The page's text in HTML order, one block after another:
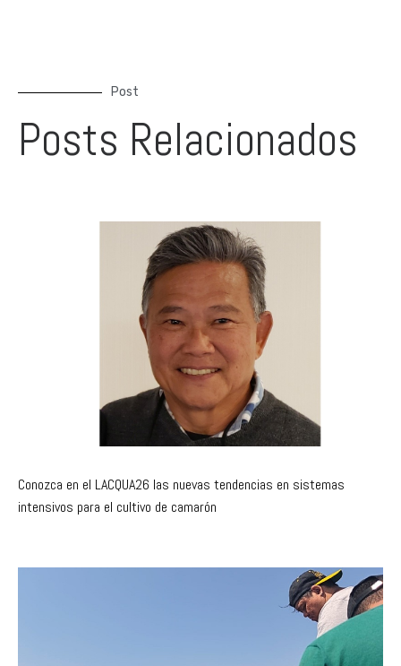
Post
Posts Relacionados
Conozca en el LACQUA26 las nuevas tendencias en sistemas
intensivos para el cultivo de camarón